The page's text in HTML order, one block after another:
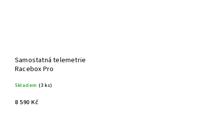
Samostatná telemetrie
Racebox Pro
Skladem (3 ks)
8 590 Kč